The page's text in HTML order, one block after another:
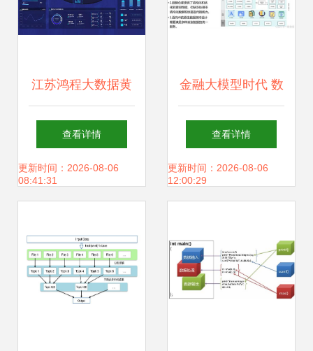
江苏鸿程大数据黄
宜华教授 从实验室
到市场，“学者创
业之路
查看详情
更新时间：2026-08-06
08:41:31
金融大模型时代 数
据治理与AI应用创
新的基石
查看详情
更新时间：2026-08-06
12:00:29